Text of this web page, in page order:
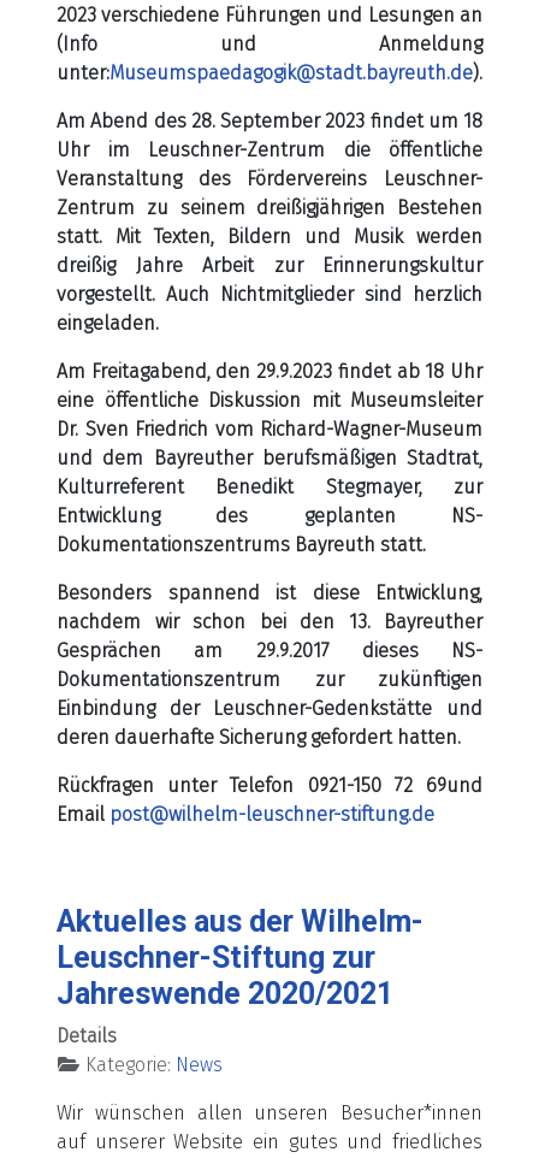
2023 verschiedene Führungen und Lesungen an
(Info und Anmeldung
unter:Museumspaedagogik@stadt.bayreuth.de).
Am Abend des 28. September 2023 findet um 18
Uhr im Leuschner-Zentrum die öffentliche
Veranstaltung des Fördervereins Leuschner-
Zentrum zu seinem dreißigjährigen Bestehen
statt. Mit Texten, Bildern und Musik werden
dreißig Jahre Arbeit zur Erinnerungskultur
vorgestellt. Auch Nichtmitglieder sind herzlich
eingeladen.
Am Freitagabend, den 29.9.2023 findet ab 18 Uhr
eine öffentliche Diskussion mit Museumsleiter
Dr. Sven Friedrich vom Richard-Wagner-Museum
und dem Bayreuther berufsmäßigen Stadtrat,
Kulturreferent Benedikt Stegmayer, zur
Entwicklung des geplanten NS-
Dokumentationszentrums Bayreuth statt.
Besonders spannend ist diese Entwicklung,
nachdem wir schon bei den 13. Bayreuther
Gesprächen am 29.9.2017 dieses NS-
Dokumentationszentrum zur zukünftigen
Einbindung der Leuschner-Gedenkstätte und
deren dauerhafte Sicherung gefordert hatten.
Rückfragen unter Telefon 0921-150 72 69und
Email post@wilhelm-leuschner-stiftung.de
Aktuelles aus der Wilhelm-
Leuschner-Stiftung zur
Jahreswende 2020/2021
Details
Kategorie: News
Wir wünschen allen unseren Besucher*innen
auf unserer Website ein gutes und friedliches